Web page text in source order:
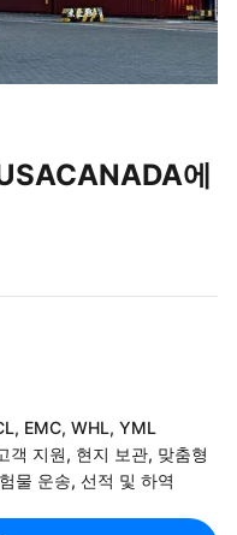
에
EMC, WHL, YML
객 지원, 현지 보관, 맞춤형
물 운송, 선적 및 하역